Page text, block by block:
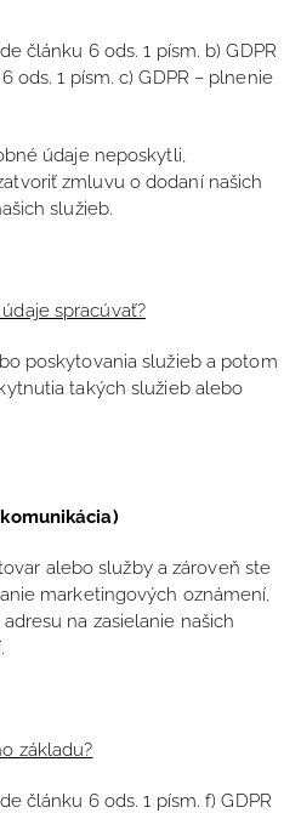
článku 6 ods. 1 písm. b) GDPR
ods. 1 písm. c) GDPR – plnenie
údaje neposkytli,
zmluvu o dodaní našich
služieb.
spracúvať?
poskytovania služieb a potom
takých služieb alebo
alebo služby a zároveň ste
marketingových oznámení,
na zasielanie našich
základu?
článku 6 ods. 1 písm. f) GDPR